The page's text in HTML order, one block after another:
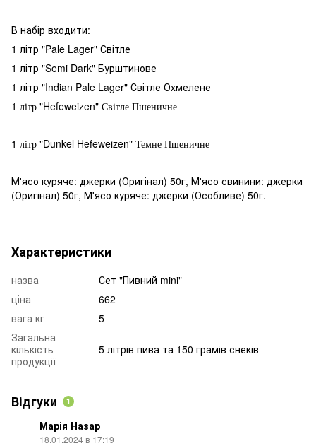
В набір входити:
1 літр "Pale Lager" Світле
1 літр "Semi Dark" Бурштинове
1 літр "Indian Pale Lager" Світле Охмелене
1 літр "Hefeweizen" Світле Пшеничне
1 літр "Dunkel Hefeweizen" Темне Пшеничне
М'ясо куряче: джерки (Оригінал) 50г, М'ясо свинини: джерки
(Оригінал) 50г, М'ясо куряче: джерки (Особливе) 50г.
Характеристики
назва
Сет "Пивний mini"
ціна
662
вага кг
5
Загальна
кількість
продукції
5 літрів пива та 150 грамів снеків
Відгуки 1
Марія Назар
18.01.2024 в 17:19